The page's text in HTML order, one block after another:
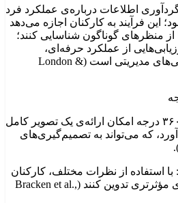
گردآوری اطلاعات درباره‌ی عملکرد فرد
این فرآیند به کارکنان اجازه می‌دهد
منظرهای گوناگون شناسایی کنند؛
از عملکرد حرفه‌ای،
مهارت‌های بین‌فردی و توانایی‌های مدیریتی است (London &
شفافیت و جامعیت: فیدبک ۳۶۰ درجه امکان ارائه‌ی یک تصویر کامل
که می‌تواند به تصمیم‌گیری‌های
از نظرات مختلف، کارکنان
می‌توانند برنامه‌های توسعه‌ای مؤثرتری تدوین کنند (Bracken et al.,